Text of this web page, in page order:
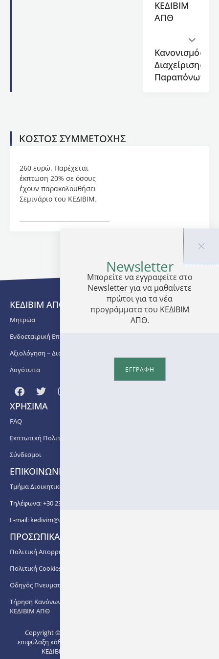
και
εξειδικευμένοι
της
προστασίας
προσωπικών
Παρέχεται
εκπτωτική
πολιτική:
Έκπτωση
20% σε
του
ΚΕΔΙΒΙΜ
ΑΠΘ
Κανονισμός
Διαχείρισης
Παραπόνων
ΚΟΣΤΟΣ ΣΥΜΜΕΤΟΧΗΣ
260 ευρώ. Παρέχεται
έκπτωση 20% σε όσους
έχουν παρακολουθήσει
Σεμινάριο του ΚΕΔΙΒΙΜ.
ΚΕΔΙΒΙΜ ΑΠΘ
Μητρώα
Ενδοεταιρική Επιμόρφωση
Αξιολόγηση – Διασφάλιση Ποιότητας
Λογότυπα
ΧΡΗΣΙΜΑ
FAQ
Εκπτωτική Πολιτική
Σύνδεσμοι
ΕΠΙΚΟΙΝΩΝΙΑ
Τμήμα Διοικητικής Υποστήριξης ΚΕΔΙΒΙΜ ΑΠΘ
Τηλέφωνα: +30 2310 99 67 -76, -88, -82, -83, -81
E-mail: kedivim@auth.gr
ΠΡΟΣΩΠΙΚΑ ΔΕΔΟΜΕΝΑ
Πολιτική Απορρήτου
Πολιτική Cookies
Οδηγός Πνευματικής Ιδιοκτησίας ΑΠΘ
Τήρηση Κανόνων στο πλαίσιο Διδασκαλίας των Προγραμμάτων
ΚΕΔΙΒΙΜ ΑΠΘ
Copyright © 2022. Με την
επιφύλαξη κάθε δικαιώματος -
ΚΕΔΙΒΙΜ ΑΠΘ.
Newsletter
Μπορείτε να εγγραφείτε στο
Newsletter για να μαθαίνετε
πρώτοι για τα νέα
προγράμματα του ΚΕΔΙΒΙΜ
ΑΠΘ.
ΕΓΓΡΑΦΗ